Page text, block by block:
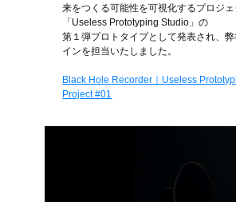
来をつくる可能性を可視化するプロジェ
「Useless Prototyping Studio」の
第１弾プロトタイプとして発表され、
インを担当いたしました。
Black Hole Recorder｜Useless
Project #01